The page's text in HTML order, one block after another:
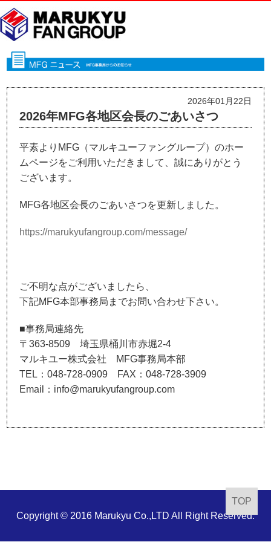
2026年01月22日
2026年MFG各地区会長のごあいさつ
平素よりMFG（マルキユーファングループ）のホー
ムページをご利用いただきまして、誠にありがとう
ございます。
MFG各地区会長のごあいさつを更新しました。
https://marukyufangroup.com/message/
ご不明な点がございましたら、
下記MFG本部事務局までお問い合わせ下さい。
■事務局連絡先
〒363-8509 埼玉県桶川市赤堀2-4
マルキユー株式会社 MFG事務局本部
TEL：048-728-0909 FAX：048-728-3909
Email：info@marukyufangroup.com
TOP
Copyright © 2016 Marukyu Co.,LTD All Right Reserved.